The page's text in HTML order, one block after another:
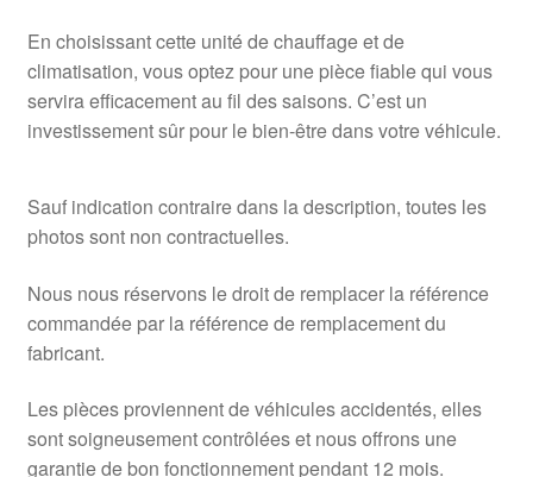
En choisissant cette unité de chauffage et de
climatisation, vous optez pour une pièce fiable qui vous
servira efficacement au fil des saisons. C’est un
investissement sûr pour le bien-être dans votre véhicule.
Sauf indication contraire dans la description, toutes les
photos sont non contractuelles.
Nous nous réservons le droit de remplacer la référence
commandée par la référence de remplacement du
fabricant.
Les pièces proviennent de véhicules accidentés, elles
sont soigneusement contrôlées et nous offrons une
garantie de bon fonctionnement pendant 12 mois.